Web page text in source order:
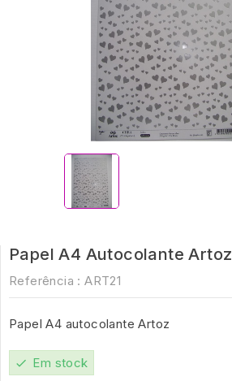
Papel A4 Autocolante Artoz
Referência : ART21
Papel A4 autocolante Artoz
check Em stock